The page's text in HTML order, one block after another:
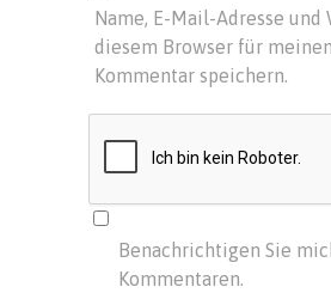
Name, E-Mail-Adresse und
diesem Browser für
Kommentar speichern.
Benachrichtigen Sie
Kommentaren.